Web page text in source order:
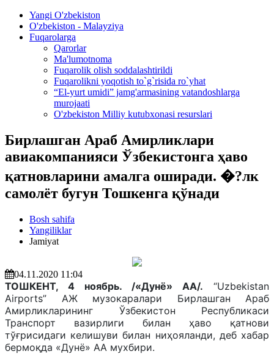
Yangi O'zbekiston
O'zbekiston - Malayziya
Fuqarolarga
Qarorlar
Ma'lumotnoma
Fuqarolik olish soddalashtirildi
Fuqarolikni yoqotish to`g`risida ro`yhat
“El-yurt umidi” jamg'armasining vatandoshlarga
murojaati
O'zbekiston Milliy kutubxonasi resurslari
Бирлашган Араб Амирликлари
авиакомпанияси Ўзбекистонга ҳаво
қатновларини амалга оширади. �?лк
самолёт бугун Тошкенга қўнади
Bosh sahifa
Yangiliklar
Jamiyat
04.11.2020 11:04
ТОШКЕНТ, 4 ноябрь. /«Дунё» АА/. “Uzbekistan
Airports” АЖ музокаралари Бирлашган Араб
Амирликларининг Ўзбекистон Республикаси
Транспорт вазирлиги билан ҳаво қатнови
тўғрисидаги келишуви билан ниҳояланди, деб хабар
бермоқда «Дунё» АА мухбири.